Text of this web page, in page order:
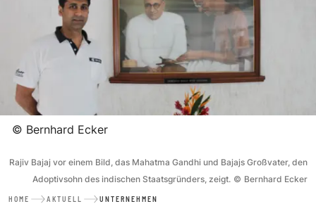
© Bernhard Ecker
Rajiv Bajaj vor einem Bild, das Mahatma Gandhi und Bajajs Großvater, den
Adoptivsohn des indischen Staatsgründers, zeigt. © Bernhard Ecker
HOME AKTUELL UNTERNEHMEN